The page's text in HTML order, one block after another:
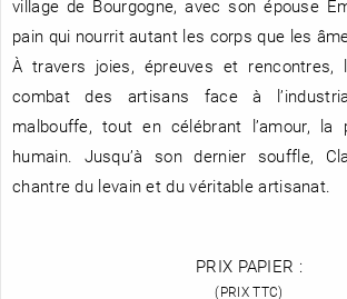
village de Bourgogne, avec son épouse
pain qui nourrit autant les corps que les
À travers joies, épreuves et
combat des artisans face à
malbouffe, tout en célébrant l’amour,
humain. Jusqu’à son dernier souffle,
chantre du levain et du véritable artisanat.
PRIX PAPIER :
(PRIX TTC)